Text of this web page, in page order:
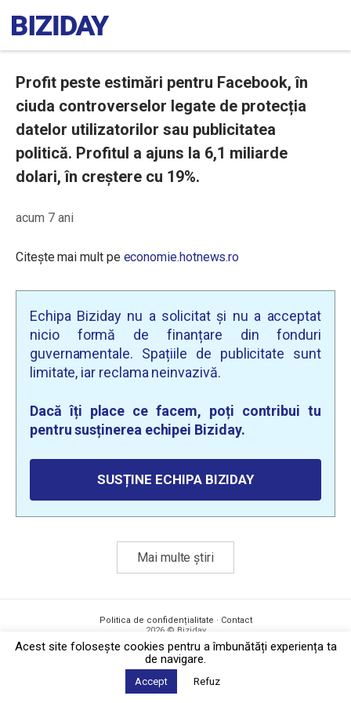
Profit peste estimări pentru Facebook, în
ciuda controverselor legate de protecția
datelor utilizatorilor sau publicitatea
politică. Profitul a ajuns la 6,1 miliarde
dolari, în creștere cu 19%.
acum 7 ani
Citește mai mult pe economie.hotnews.ro
Echipa Biziday nu a solicitat și nu a acceptat
nicio formă de finanțare din fonduri
guvernamentale. Spațiile de publicitate sunt
limitate, iar reclama neinvazivă.
Dacă îți place ce facem, poți contribui tu
pentru susținerea echipei Biziday.
SUSȚINE ECHIPA BIZIDAY
Mai multe știri
Politica de confidențialitate · Contact
2026 © Biziday
Acest site foloseşte cookies pentru a îmbunătăți experiența ta
de navigare.
Accept Refuz